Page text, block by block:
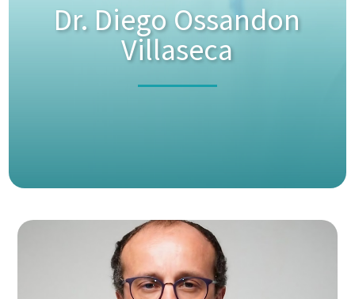
Dr. Diego Ossandon
Villaseca